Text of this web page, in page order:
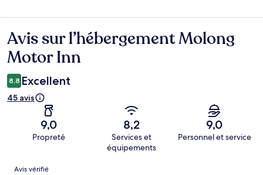
Avis
Avis sur l’hébergement Molong
Motor Inn
8,8 Excellent
45 avis
9,0
Propreté
8,2
Services et
équipements
9,0
Personnel et service
Avis
Avis vérifié